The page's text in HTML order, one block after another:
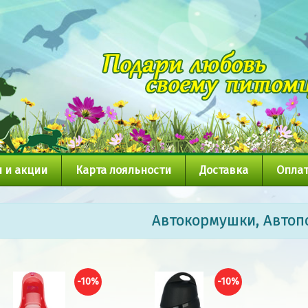
и акции Карта лояльности Доставка
Автокормушки,
-10% -10%